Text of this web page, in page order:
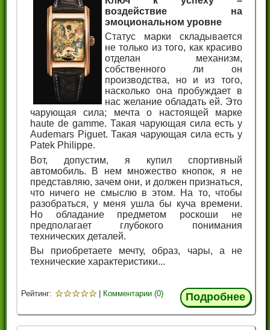
воздействие на
эмоциональном уровне
Статус марки складывается
не только из того, как красиво
отделан механизм,
собственного ли он
производства, но и из того,
насколько она пробуждает в
нас желание обладать ей. Это
чарующая сила; мечта о настоящей марке
haute de gamme. Такая чарующая сила есть у
Audemars Piguet. Такая чарующая сила есть у
Patek Philippe.
Вот, допустим, я купил спортивный
автомобиль. В нем множество кнопок, я не
представляю, зачем они, и должен признаться,
что ничего не смыслю в этом. На то, чтобы
разобраться, у меня ушла бы куча времени.
Но обладание предметом роскоши не
предполагает глубокого понимания
технических деталей.
Вы приобретаете мечту, образ, чары, а не
технические характеристики...
Рейтинг: ☆☆☆☆☆ | Комментарии (0) Подробнее